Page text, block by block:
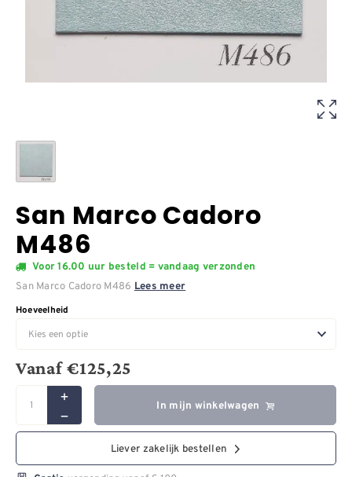
San Marco Cadoro
M486
Voor 16.00 uur besteld = vandaag verzonden
San Marco Cadoro M486 Lees meer
Hoeveelheid
Vanaf€125,25
In mijn winkelwagen
Liever zakelijk bestellen